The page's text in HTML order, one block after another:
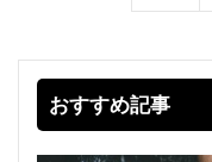
おすすめ記事